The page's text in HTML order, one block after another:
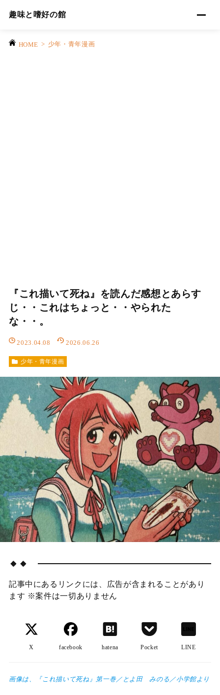
趣味と嗜好の館
HOME > 少年・青年漫画
『これ描いて死ね』を読んだ感想とあらす
じ・・これはちょっと・・やられた
な・・。
2023.04.08 2026.06.26
少年・青年漫画
🔸🔸
記事中にあるリンクには、広告が含まれることがあり
ます ※案件は一切ありません
X facebook hatena Pocket LINE
画像は、『これ描いて死ね』第一巻／とよ田 みのる／小学館より